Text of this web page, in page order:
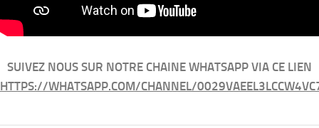
SUIVEZ NOUS SUR NOTRE CHAINE WHATSAPP VIA CE LIEN
HTTPS://WHATSAPP.COM/CHANNEL/